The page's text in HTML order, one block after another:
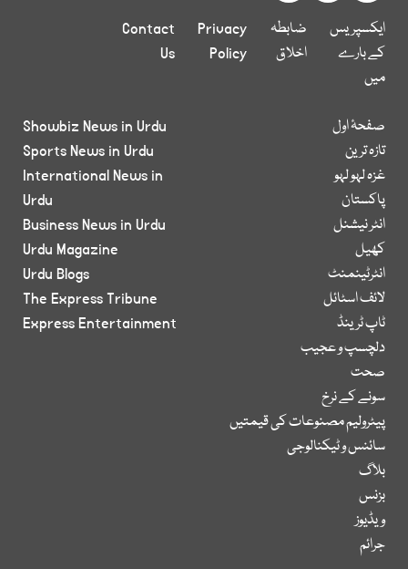
ایکسپریس
کے بارے
میں
ضابطہ
اخلاق
Privacy
Policy
Contact
Us
صفحۂ اول
تازہ ترین
غزہ لہو لہو
پاکستان
انٹر نیشنل
کھیل
انٹرٹینمنٹ
لائف اسٹائل
ٹاپ ٹرینڈ
دلچسپ و عجیب
صحت
سونے کے نرخ
پیٹرولیم مصنوعات کی قیمتیں
سائنس و ٹیکنالوجی
بلاگ
بزنس
ویڈیوز
جرائم
Showbiz News in Urdu
Sports News in Urdu
International News in
Urdu
Business News in Urdu
Urdu Magazine
Urdu Blogs
The Express Tribune
Express Entertainment